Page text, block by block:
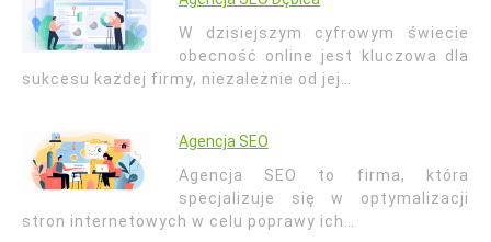
W dzisiejszym cyfrowym świecie
obecność online jest kluczowa dla
sukcesu każdej firmy, niezależnie od jej…
Agencja SEO
Agencja SEO to firma, która
specjalizuje się w optymalizacji
stron internetowych w celu poprawy ich…